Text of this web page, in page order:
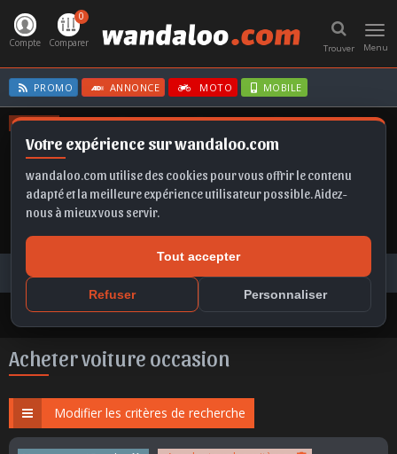
Votre expérience sur wandaloo.com
wandaloo.com utilise des cookies pour vous offrir le contenu
adapté et la meilleure expérience utilisateur possible. Aidez-
nous à mieux vous servir.
Tout accepter
Refuser Personnaliser
Menu
Trouver
Compte
0
Comparer
PROMO ANNONCE MOTO MOBILE
OFFRES
GRANDLAND SPORTAGE
Voiture Occasion Maroc
Toutes les annonces
Acheter voiture occasion au Maroc
Acheter voiture occasion
Modifier les critères de recherche